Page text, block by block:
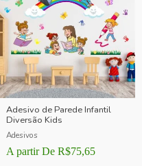
Adesivo de Parede Infantil
Diversão Kids
Adesivos
A partir De R$75,65